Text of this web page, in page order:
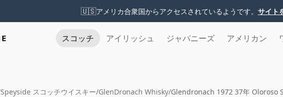
🇺🇸アメリカ合衆国からアクセスされているようです。 サイト
スコッチ アイリッシュ ジャパニーズ アメリカン
Speyside スコッチウイスキー/GlenDronach Whisky/Glendronach 1972 37年 Oloroso